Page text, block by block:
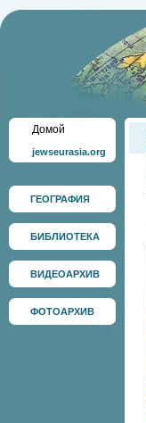
Домой
jewseurasia.org
ГЕОГРАФИЯ
БИБЛИОТЕКА
ВИДЕОАРХИВ
ФОТОАРХИВ